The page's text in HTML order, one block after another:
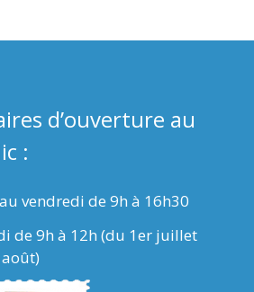
d’ouverture au
:
vendredi de 9h à 16h30
de 9h à 12h (du 1er juillet